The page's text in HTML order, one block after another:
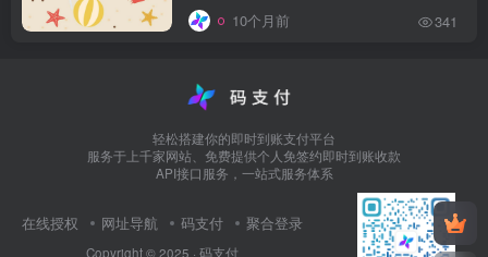
10个月前 341
轻松搭建你的即时到账支付平台
服务于上千家网站、免费提供个人免签约即时到账收款
API接口服务，一站式服务体系
在线授权 网址导航 码支付 聚合登录
Copyright © 2025 · 码支付